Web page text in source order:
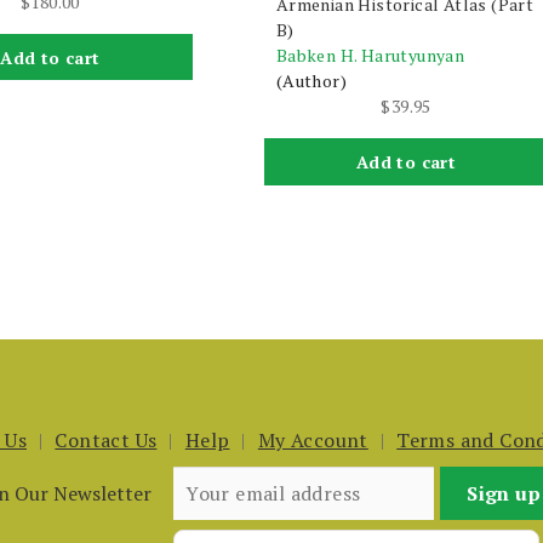
Add to cart
B)
Babken H. Harutyunyan
(Author)
$39.95
Add to cart
Contact Us Help My Account
Terms and
Our Newsletter